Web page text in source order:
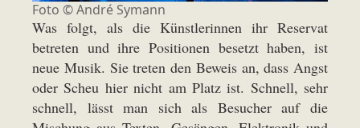
Foto ©André Symann
Was folgt, als die Künstlerinnen ihr Reservat
betreten und ihre Positionen besetzt haben, ist
neue Musik. Sie treten den Beweis an, dass Angst
oder Scheu hier nicht am Platz ist. Schnell, sehr
schnell, lässt man sich als Besucher auf die